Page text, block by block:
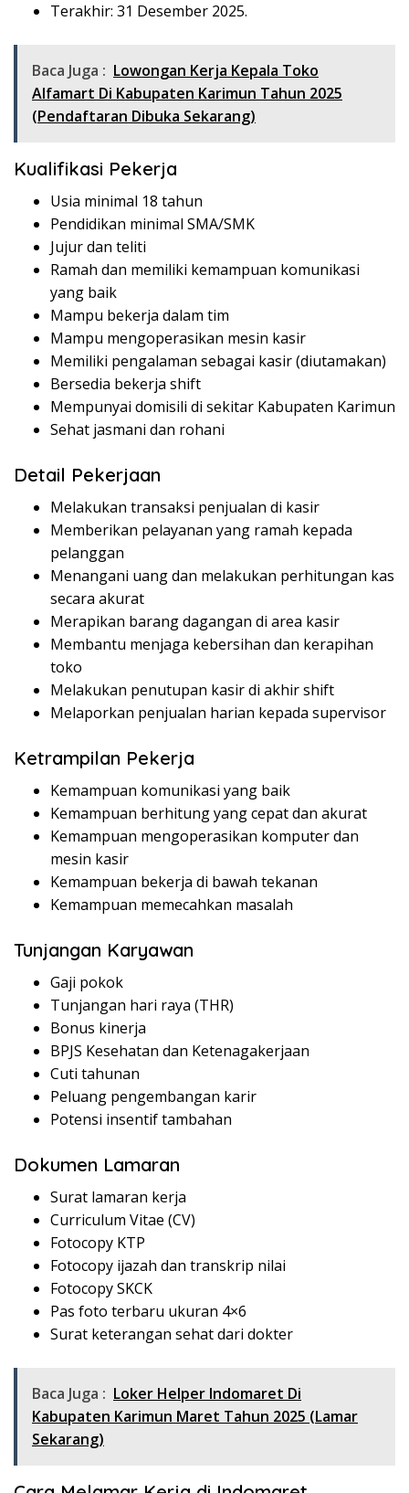
Terakhir: 31 Desember 2025.
Baca Juga : Lowongan Kerja Kepala Toko
Alfamart Di Kabupaten Karimun Tahun 2025
(Pendaftaran Dibuka Sekarang)
Kualifikasi Pekerja
Usia minimal 18 tahun
Pendidikan minimal SMA/SMK
Jujur dan teliti
Ramah dan memiliki kemampuan komunikasi
yang baik
Mampu bekerja dalam tim
Mampu mengoperasikan mesin kasir
Memiliki pengalaman sebagai kasir (diutamakan)
Bersedia bekerja shift
Mempunyai domisili di sekitar Kabupaten Karimun
Sehat jasmani dan rohani
Detail Pekerjaan
Melakukan transaksi penjualan di kasir
Memberikan pelayanan yang ramah kepada
pelanggan
Menangani uang dan melakukan perhitungan kas
secara akurat
Merapikan barang dagangan di area kasir
Membantu menjaga kebersihan dan kerapihan
toko
Melakukan penutupan kasir di akhir shift
Melaporkan penjualan harian kepada supervisor
Ketrampilan Pekerja
Kemampuan komunikasi yang baik
Kemampuan berhitung yang cepat dan akurat
Kemampuan mengoperasikan komputer dan
mesin kasir
Kemampuan bekerja di bawah tekanan
Kemampuan memecahkan masalah
Tunjangan Karyawan
Gaji pokok
Tunjangan hari raya (THR)
Bonus kinerja
BPJS Kesehatan dan Ketenagakerjaan
Cuti tahunan
Peluang pengembangan karir
Potensi insentif tambahan
Dokumen Lamaran
Surat lamaran kerja
Curriculum Vitae (CV)
Fotocopy KTP
Fotocopy ijazah dan transkrip nilai
Fotocopy SKCK
Pas foto terbaru ukuran 4×6
Surat keterangan sehat dari dokter
Baca Juga : Loker Helper Indomaret Di
Kabupaten Karimun Maret Tahun 2025 (Lamar
Sekarang)